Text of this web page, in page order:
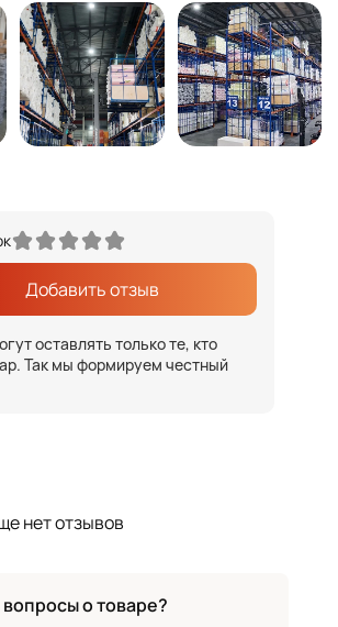
нет отзывов
Добавить отзыв
оставлять только те, кто
Так мы формируем честный
о товаре?